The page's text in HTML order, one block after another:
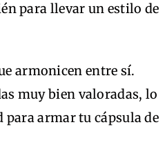
para llevar un estilo de
armonicen entre sí.
muy bien valoradas, lo
armar tu cápsula de